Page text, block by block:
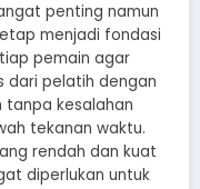
penting namun
menjadi fondasi
pemain agar
dari pelatih dengan
tanpa kesalahan
tekanan waktu.
rendah dan kuat
diperlukan untuk